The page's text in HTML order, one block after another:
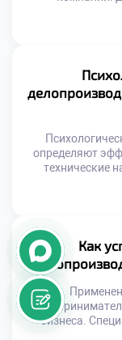
снабжения. Без
логистической
скорость
документах
определяют
технические
набора
справляться с
ежедневно.
Как
бизнеса.